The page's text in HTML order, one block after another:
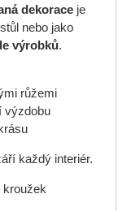
dekoraceje
nebo jako
výrobků.
růžemi
výzdobu
každý interiér.
kroužek